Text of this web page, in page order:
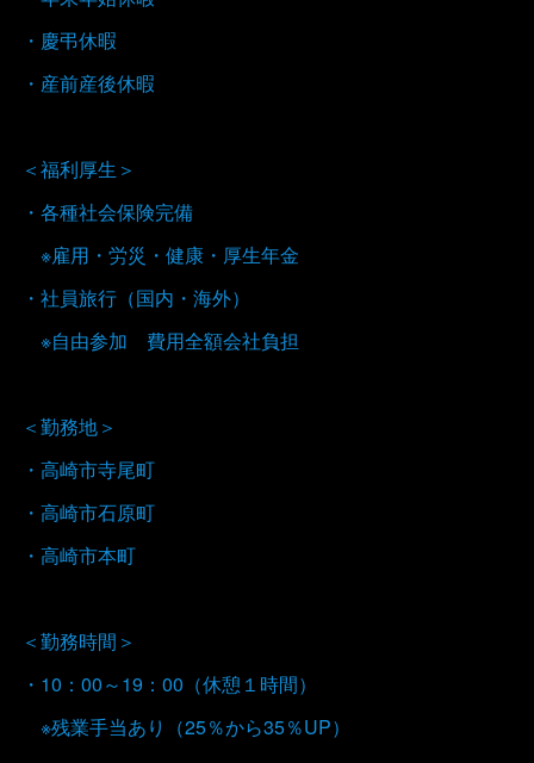
・慶弔休暇
・産前産後休暇
＜福利厚生＞
・各種社会保険完備
※雇用・労災・健康・厚生年金
・社員旅行（国内・海外）
※自由参加 費用全額会社負担
＜勤務地＞
・高崎市寺尾町
・高崎市石原町
・高崎市本町
＜勤務時間＞
・10：00～19：00（休憩１時間）
※残業手当あり（25％から35％UP）